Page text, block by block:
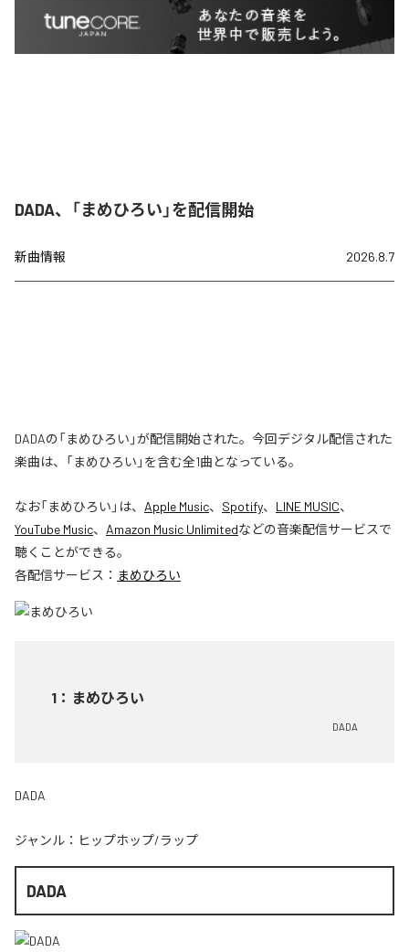
DADA、「まめひろい」を配信開始
新曲情報 2026.8.7
DADAの「まめひろい」が配信開始された。今回デジタル配信された
楽曲は、「まめひろい」を含む全1曲となっている。
なお「まめひろい 」は、 Apple Music、 Spotify、 LINE MUSIC、
YouTube Music、 Amazon Music Unlimitedなどの音楽配信サービスで
聴くことができる。
各配信サービス： まめひろい
1 ： まめひろい
DADA
DADA
ジャンル： ヒップホップ/ラップ
DADA